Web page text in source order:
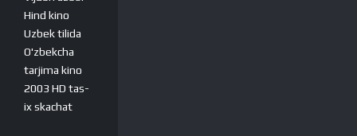
Hind kino
Uzbek tilida
O'zbekcha
tarjima kino
2003 HD tas-
ix skachat